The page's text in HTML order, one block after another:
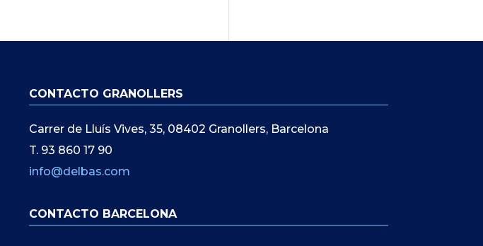
CONTACTO GRANOLLERS
Carrer de Lluís Vives, 35, 08402 Granollers, Barcelona
T. 93 860 17 90
info@delbas.com
CONTACTO BARCELONA